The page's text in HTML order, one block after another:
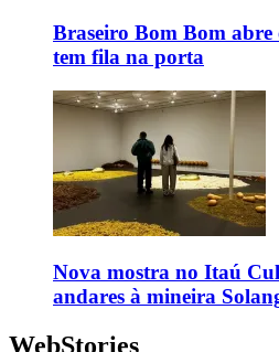
Braseiro Bom Bom abre
tem fila na porta
Nova mostra no Itaú
andares à mineira
WebStories